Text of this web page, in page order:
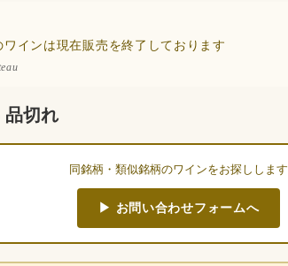
ワインは現在販売を終了しております
品切れ
同銘柄・類似銘柄のワインをお探しします
▶ お問い合わせフォームへ